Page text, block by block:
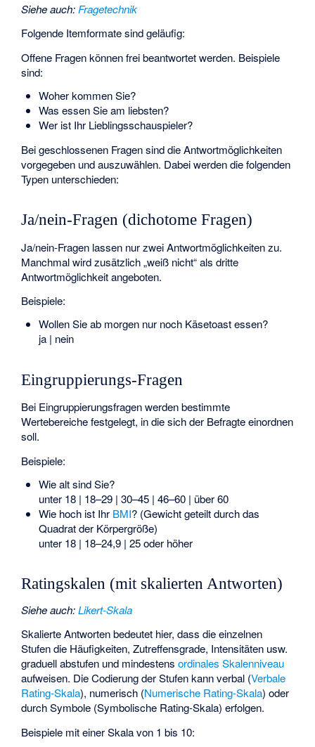
Siehe auch: Fragetechnik
Folgende Itemformate sind geläufig:
Offene Fragen können frei beantwortet werden. Beispiele
sind:
Woher kommen Sie?
Was essen Sie am liebsten?
Wer ist Ihr Lieblingsschauspieler?
Bei geschlossenen Fragen sind die Antwortmöglichkeiten
vorgegeben und auszuwählen. Dabei werden die folgenden
Typen unterschieden:
Ja/nein-Fragen (dichotome Fragen)
Ja/nein-Fragen lassen nur zwei Antwortmöglichkeiten zu.
Manchmal wird zusätzlich „weiß nicht“ als dritte
Antwortmöglichkeit angeboten.
Beispiele:
Wollen Sie ab morgen nur noch Käsetoast essen?
ja | nein
Eingruppierungs-Fragen
Bei Eingruppierungsfragen werden bestimmte
Wertebereiche festgelegt, in die sich der Befragte einordnen
soll.
Beispiele:
Wie alt sind Sie?
unter 18 | 18–29 | 30–45 | 46–60 | über 60
Wie hoch ist Ihr BMI? (Gewicht geteilt durch das
Quadrat der Körpergröße)
unter 18 | 18–24,9 | 25 oder höher
Ratingskalen (mit skalierten Antworten)
Siehe auch:Likert-Skala
Skalierte Antworten bedeutet hier, dass die einzelnen
Stufen die Häufigkeiten, Zutreffensgrade, Intensitäten usw.
graduell abstufen und mindestensordinales Skalenniveau
aufweisen. Die Codierung der Stufen kann verbal (Verbale
Rating-Skala), numerisch (Numerische Rating-Skala) oder
durch Symbole (Symbolische Rating-Skala) erfolgen.
Beispiele mit einer Skala von 1 bis 10: